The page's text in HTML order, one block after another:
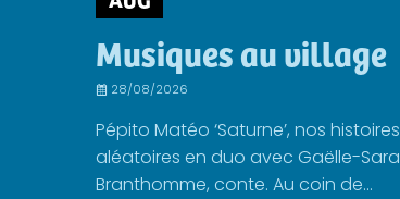
Musiques au village
28/08/2026
Pépito Matéo ‘Saturne’, nos histoires
aléatoires en duo avec Gaëlle-Sara
Branthomme, conte. Au coin de...